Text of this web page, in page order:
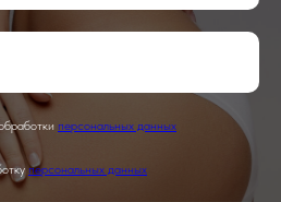
персональных данных
персональных данных